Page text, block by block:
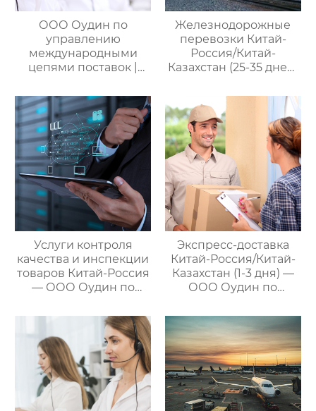
ООО Оудин по
управлению
международными
цепями поставок |
услуги для полного
цикла
посреднических
закупок Китай-Россия
Железнодорожные
перевозки Китай-
Россия/Китай-
Казахстан (25-35 дней)
управлению
международными
цепями поставок
Услуги контроля
качества и инспекции
товаров Китай-Россия
— ООО Оудин по
международными
цепями поставок
Экспресс-доставка
Китай-Россия/Китай-
Казахстан (1-3 дня) —
ООО Оудин по
международными
цепями поставок